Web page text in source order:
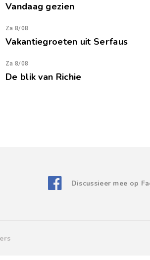
Vandaag gezien
Za 8/08
Vakantiegroeten uit Serfaus
Za 8/08
De blik van Richie
Discussieer mee op